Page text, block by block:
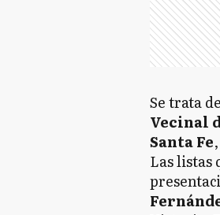
Se trata de
Vecinal
Santa Fe
Las listas